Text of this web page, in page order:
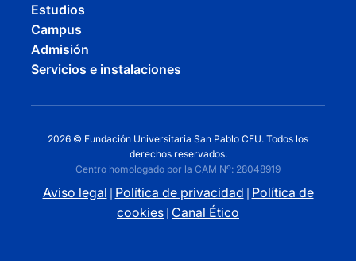
Estudios
Campus
Admisión
Servicios e instalaciones
2026 © Fundación Universitaria San Pablo CEU. Todos los
derechos reservados.
Centro homologado por la CAM Nº: 28048919
Aviso legal Política de privacidad Política de
cookies Canal Ético